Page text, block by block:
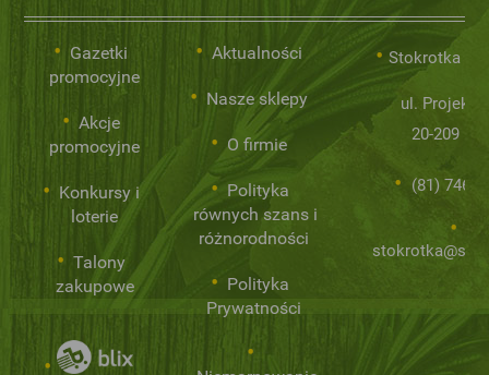
Gazetki
promocyjne
Akcje
promocyjne
Konkursy i
loterie
Talony
zakupowe
Aktualności
Nasze sklepy
O firmie
Polityka
równych szans i
różnorodności
Polityka
Prywatności
Stokrotka
ul.
20-209
(81) 746